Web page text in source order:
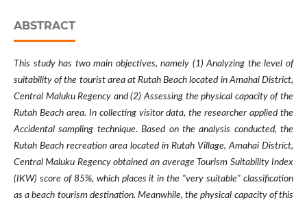
ABSTRACT
This study has two main objectives, namely (1) Analyzing the level of
suitability of the tourist area at Rutah Beach located in Amahai District,
Central Maluku Regency and (2) Assessing the physical capacity of the
Rutah Beach area. In collecting visitor data, the researcher applied the
Accidental sampling technique. Based on the analysis conducted, the
Rutah Beach recreation area located in Rutah Village, Amahai District,
Central Maluku Regency obtained an average Tourism Suitability Index
(IKW) score of 85%, which places it in the "very suitable" classification
as a beach tourism destination. Meanwhile, the physical capacity of this